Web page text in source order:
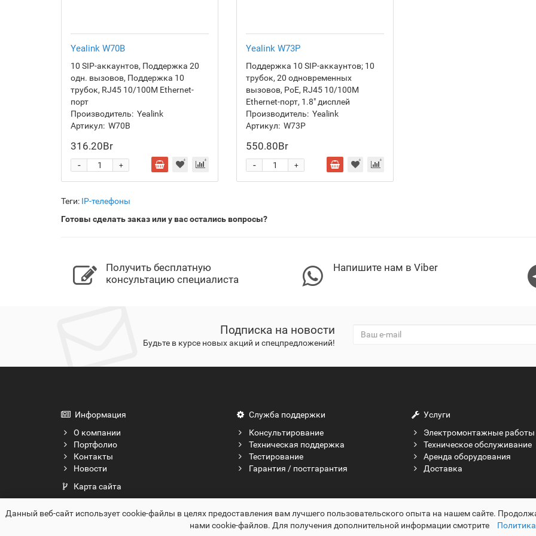
Yealink W70B
10 SIP-аккаунтов, Поддержка 20
одн. вызовов, Поддержка 10
трубок, RJ45 10/100M Ethernet-
порт
Производитель: Yealink
Артикул: W70B
316.20Br
+
-
Yealink W73P
Поддержка 10 SIP-аккаунтов; 10
трубок, 20 одновременных
вызовов, PoE, RJ45 10/100M
Ethernet-порт, 1.8" дисплей
Производитель: Yealink
Артикул: W73P
550.80Br
+
-
Теги: IP-телефоны
Готовы сделать заказ или у вас остались вопросы?
Получить бесплатную
консультацию специалиста
Напишите нам в Viber
Подписка на новости
Будьте в курсе новых акций и спецпредложений!
Информация
О компании
Портфолио
Контакты
Новости
Служба поддержки
Консультирование
Техническая поддержка
Тестирование
Гарантия / постгарантия
Услуги
Электромонтажные работы
Техническое обслуживание
Аренда оборудования
Доставка
Карта сайта
ООО "Бел Айти Коммуникейшн", 2012-2026
Данный веб-сайт использует cookie-файлы в целях предоставления вам лучшего пользовательского опыта на нашем сайте.
нами cookie-файлов. Для получения дополнительной информации смотрите